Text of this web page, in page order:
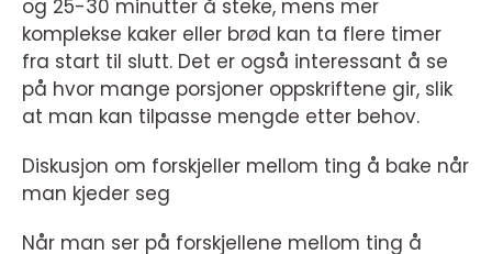
og 25-30 minutter å steke, mens mer
komplekse kaker eller brød kan ta flere timer
fra start til slutt. Det er også interessant å se
på hvor mange porsjoner oppskriftene gir, slik
at man kan tilpasse mengde etter behov.
Diskusjon om forskjeller mellom ting å bake når
man kjeder seg
Når man ser på forskjellene mellom ting å